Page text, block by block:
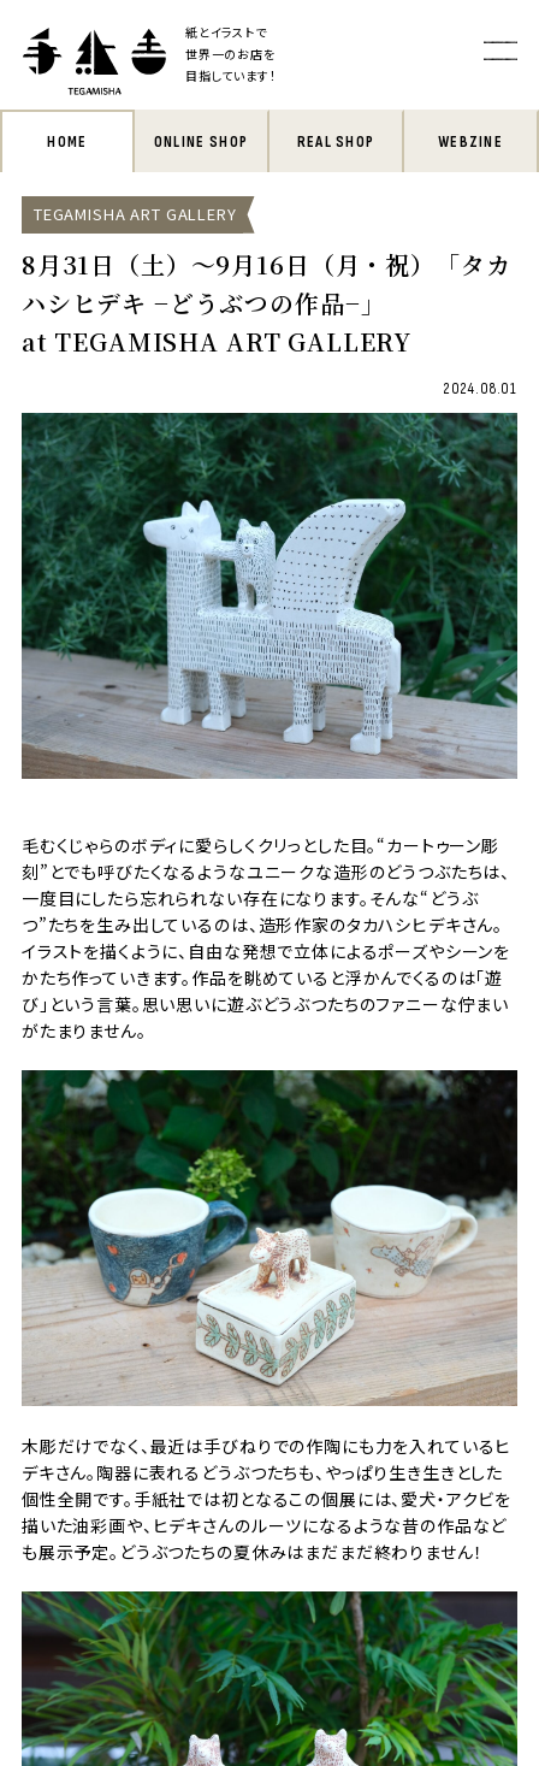
紙とイラストで
世界一のお店を
目指しています！
HOME ONLINE SHOP REAL SHOP WEBZINE
TEGAMISHA ART GALLERY
8月31日（土）〜9月16日（月・祝）「タカ
ハシヒデキ −どうぶつの作品−」
at TEGAMISHA ART GALLERY
2024.08.01
毛むくじゃらのボディに愛らしくクリっとした目。“カートゥーン彫
刻”とでも呼びたくなるようなユニークな造形のどうつぶたちは、
一度目にしたら忘れられない存在になります。そんな“どうぶ
つ”たちを生み出しているのは、造形作家のタカハシヒデキさん。
イラストを描くように、自由な発想で立体によるポーズやシーンを
かたち作っていきます。作品を眺めていると浮かんでくるのは「遊
び」という言葉。思い思いに遊ぶどうぶつたちのファニーな佇まい
がたまりません。
木彫だけでなく、最近は手びねりでの作陶にも力を入れているヒ
デキさん。陶器に表れるどうぶつたちも、やっぱり生き生きとした
個性全開です。手紙社では初となるこの個展には、愛犬・アクビを
描いた油彩画や、ヒデキさんのルーツになるような昔の作品など
も展示予定。どうぶつたちの夏休みはまだまだ終わりません！